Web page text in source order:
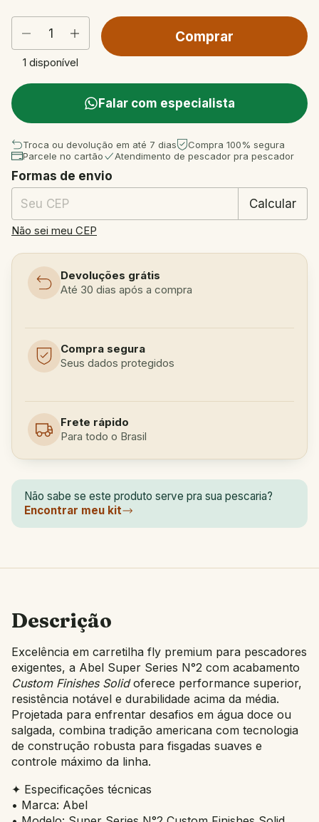
1 disponível
Falar com especialista
Troca ou devolução em até 7 dias
Compra 100% segura
Parcele no cartão
Atendimento de pescador pra pescador
Entregas para o CEP:
Formas de envio
Calcular
Não sei meu CEP
Devoluções grátis
Até 30 dias após a compra
Compra segura
Seus dados protegidos
Frete rápido
Para todo o Brasil
Não sabe se este produto serve pra sua pescaria?
Encontrar meu kit
Descrição
Excelência em carretilha fly premium para pescadores
exigentes, a Abel Super Series N°2 com acabamento
Custom Finishes Solidoferece performance superior,
resistência notável e durabilidade acima da média.
Projetada para enfrentar desafios em água doce ou
salgada, combina tradição americana com tecnologia
de construção robusta para fisgadas suaves e
controle máximo da linha.
✦ Especificações técnicas
• Marca: Abel